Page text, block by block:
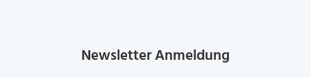
Newsletter Anmeldung